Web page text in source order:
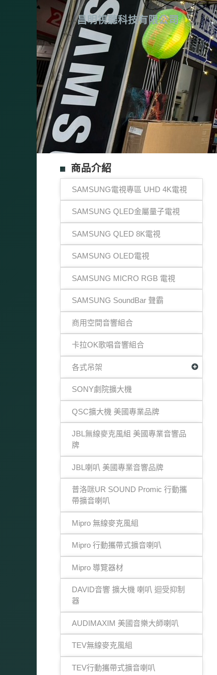
昌明視聽科技有限公司
商品介紹
SAMSUNG電視專區 UHD 4K電視
SAMSUNG QLED金屬量子電視
SAMSUNG QLED 8K電視
SAMSUNG OLED電視
SAMSUNG MICRO RGB 電視
SAMSUNG SoundBar 聲霸
商用空間音響組合
卡拉OK歌唱音響組合
各式吊架
SONY劇院擴大機
QSC擴大機 美國專業品牌
JBL無線麥克風組 美國專業音響品
牌
JBL喇叭 美國專業音響品牌
普洛咪UR SOUND Promic 行動攜
帶擴音喇叭
Mipro 無線麥克風組
Mipro 行動攜帶式擴音喇叭
Mipro 導覽器材
DAVID音響 擴大機 喇叭 迴受抑制
器
AUDIMAXIM 美國音樂大師喇叭
TEV無線麥克風組
TEV行動攜帶式擴音喇叭